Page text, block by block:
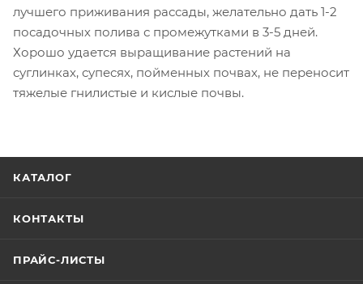
лучшего приживания рассады, желательно дать 1-2
посадочных полива с промежутками в 3-5 дней.
Хорошо удается выращивание растений на
суглинках, супесях, пойменных почвах, не переносит
тяжелые гнилистые и кислые почвы.
КАТАЛОГ
КОНТАКТЫ
ПРАЙС-ЛИСТЫ